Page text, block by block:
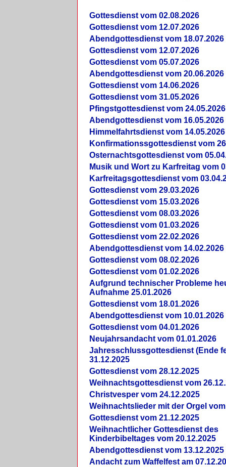
Gottesdienst vom 02.08.2026
Gottesdienst vom 12.07.2026
Abendgottesdienst vom 18.07.2026
Gottesdienst vom 12.07.2026
Gottesdienst vom 05.07.2026
Abendgottesdienst vom 20.06.2026
Gottesdienst vom 14.06.2026
Gottesdienst vom 31.05.2026
Pfingstgottesdienst vom 24.05.2026
Abendgottesdienst vom 16.05.2026
Himmelfahrtsdienst vom 14.05.2026
Konfirmationssgottesdienst vom
Osternachtsgottesdienst vom
Musik und Wort zu Karfreitag vom
Karfreitagsgottesdienst vom
Gottesdienst vom 29.03.2026
Gottesdienst vom 15.03.2026
Gottesdienst vom 08.03.2026
Gottesdienst vom 01.03.2026
Gottesdienst vom 22.02.2026
Abendgottesdienst vom 14.02.2026
Gottesdienst vom 08.02.2026
Gottesdienst vom 01.02.2026
Aufgrund technischer Probleme
Aufnahme 25.01.2026
Gottesdienst vom 18.01.2026
Abendgottesdienst vom 10.01.2026
Gottesdienst vom 04.01.2026
Neujahrsandacht vom 01.01.2026
Jahresschlussgottesdienst (Ende
31.12.2025
Gottesdienst vom 28.12.2025
Weihnachtsgottesdienst vom
Christvesper vom 24.12.2025
Weihnachtslieder mit der Orgel vom
Gottesdienst vom 21.12.2025
Weihnachtlicher Gottesdienst des
Kinderbibeltages vom 20.12.2025
Abendgottesdienst vom 13.12.2025
Andacht zum Waffelfest am